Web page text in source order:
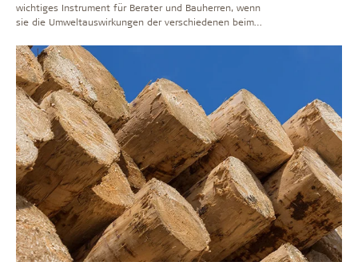
wichtiges Instrument für Berater und Bauherren, wenn
sie die Umweltauswirkungen der verschiedenen beim
Hier erfahren Sie, wie Sie die EPDs von Troldtekt
verwenden und worauf Sie besonders achten müssen,
wenn Sie die Zahlen durchgehen.